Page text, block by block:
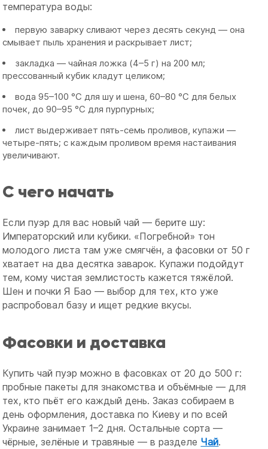
температура воды:
первую заварку сливают через десять секунд — она
смывает пыль хранения и раскрывает лист;
закладка — чайная ложка (4–5 г) на 200 мл;
прессованный кубик кладут целиком;
вода 95–100 °C для шу и шена, 60–80 °C для белых
почек, до 90–95 °C для пурпурных;
лист выдерживает пять-семь проливов, купажи —
четыре-пять; с каждым проливом время настаивания
увеличивают.
С чего начать
Если пуэр для вас новый чай — берите шу:
Императорский или кубики. «Погребной» тон
молодого листа там уже смягчён, а фасовки от 50 г
хватает на два десятка заварок. Купажи подойдут
тем, кому чистая землистость кажется тяжёлой.
Шен и почки Я Бао — выбор для тех, кто уже
распробовал базу и ищет редкие вкусы.
Фасовки и доставка
Купить чай пуэр можно в фасовках от 20 до 500 г:
пробные пакеты для знакомства и объёмные — для
тех, кто пьёт его каждый день. Заказ собираем в
день оформления, доставка по Киеву и по всей
Украине занимает 1–2 дня. Остальные сорта —
чёрные, зелёные и травяные — в разделе Чай.